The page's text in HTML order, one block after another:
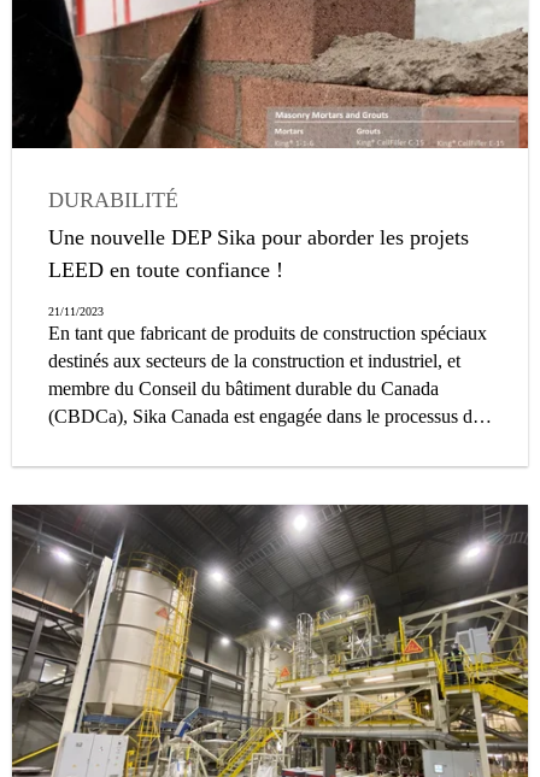
DURABILITÉ
Une nouvelle DEP Sika pour aborder les projets
LEED en toute confiance !
21/11/2023
En tant que fabricant de produits de construction spéciaux
destinés aux secteurs de la construction et industriel, et
membre du Conseil du bâtiment durable du Canada
(CBDCa), Sika Canada est engagée dans le processus de
développé en collaboration avec Groupe AGÉCO une
qui fourniront aux architectes, ingénieurs, rédacteurs de
devis et entrepreneurs dans le cadre de projet LEED
v4/4,1, des informations sur la performance écologique de
ses produits.